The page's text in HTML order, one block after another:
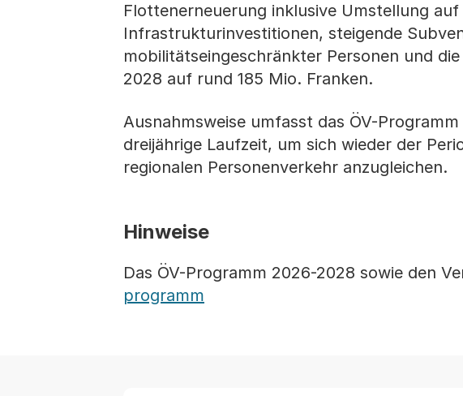
Flottenerneuerung inklusive Umstellung
Infrastrukturinvestitionen, steigende
mobilitätseingeschränkter Personen und
2028 auf rund 185 Mio. Franken.
Ausnahmsweise umfasst das ÖV-
dreijährige Laufzeit, um sich wieder der
regionalen Personenverkehr anzugleichen.
Hinweise
Das ÖV-Programm 2026-2028 sowie den
programm